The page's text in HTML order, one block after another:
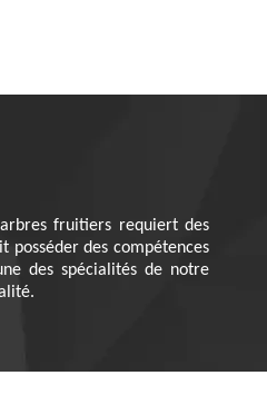
fruitiers requiert des
des compétences
des spécialités de notre